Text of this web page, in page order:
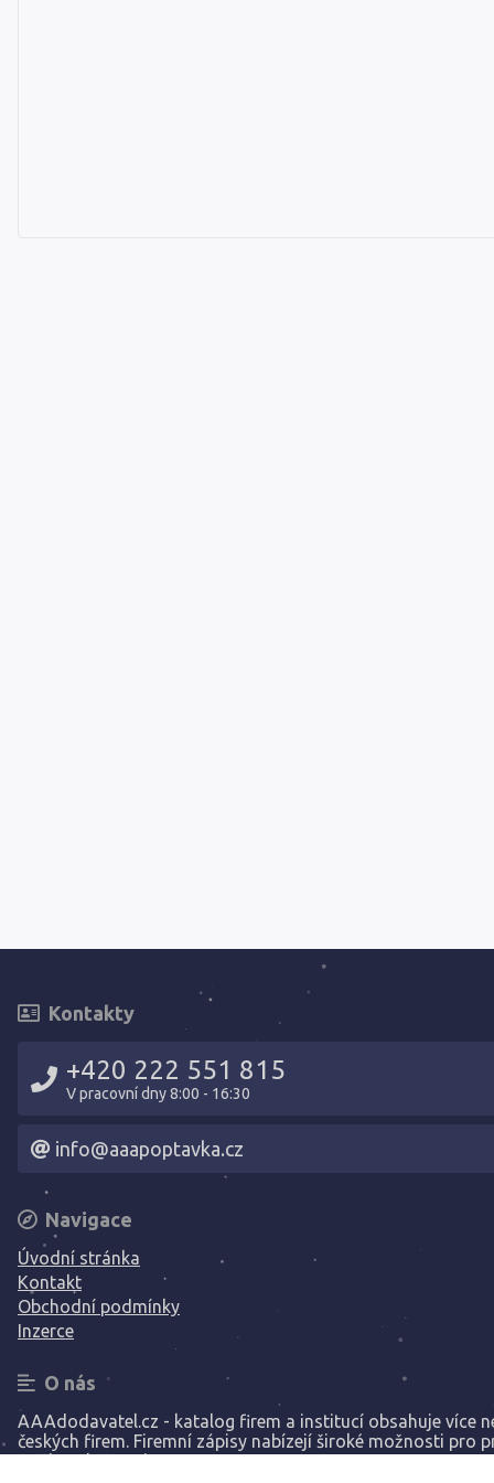
Kontakty
+420 222 551 815
V pracovní dny 8:00 - 16:30
info@aaapoptavka.cz
Navigace
Úvodní stránka
Kontakt
Obchodní podmínky
Inzerce
O nás
AAAdodavatel.cz - katalog firem a institucí obsahuje více
českých firem. Firemní zápisy nabízejí široké možnosti pro
Vaší společnosti.